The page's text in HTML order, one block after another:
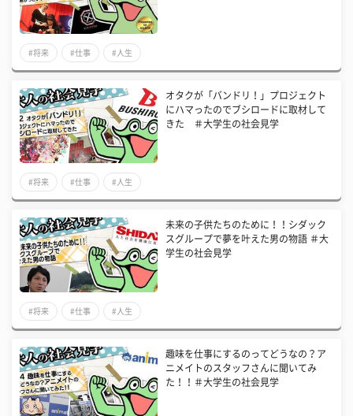
#将来 #仕事 #人生
オタクが「バンドリ！」プロジェクト
にハマったのでブシロードに取材して
きた ＃大学生の社会見学
#将来 #仕事 #人生
未来の子供たちのために！！シダック
スグループで夢を叶えた男の物語 ＃大
学生の社会見学
#将来 #仕事 #人生
趣味を仕事にするのってどうなの？ア
ニメイトのスタッフさんに聞いてみ
た！！＃大学生の社会見学